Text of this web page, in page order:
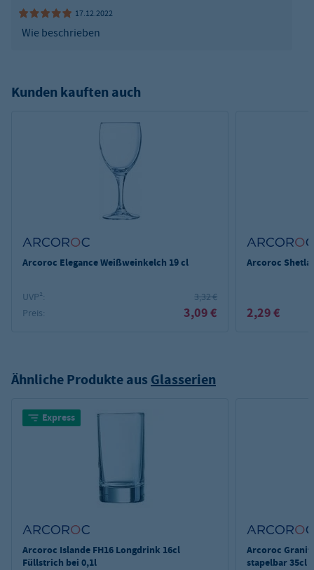
17.12.2022
Wie beschrieben
Kunden kauften auch
Arcoroc Elegance Weißweinkelch 19 cl
UVP²:
3,32 €
Preis:
3,09 €
Arcoroc
2,29 €
Ähnliche Produkte aus Glasserien
Express
Arcoroc Islande FH16 Longdrink 16cl
Füllstrich bei 0,1l
Arcoroc
stapelbar 35cl